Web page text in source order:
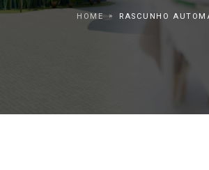
HOME RASCUNHO